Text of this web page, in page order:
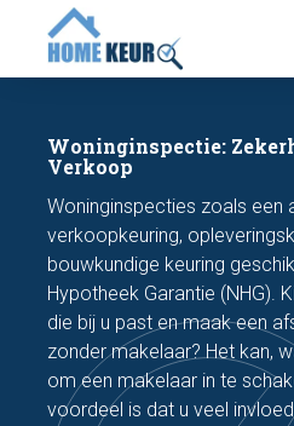
BOUWKUNDIGE
MEETRAPPORT
FUNDERINGSRISICO
Maak een afspraak
Woninginspectie:
Verkoop
Woninginspecties zoals een
verkoopkeuring,
bouwkundige keuring
Hypotheek Garantie (NHG).
die bij u past en maak een
zonder makelaar? Het kan,
om een makelaar in te
voordeel is dat u veel